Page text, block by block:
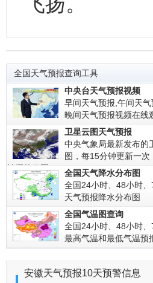
全国天气预报查询工具
中央台天气预报视频
早间天气预报,午间天气
晚间天气预报视频在线
卫星云图天气预报
中央气象局最新发布的
图，每15分钟更新一次
拍摄的云图!
全国天气降水分布图
全国24小时、48小时
天气预报降水分布图
全国气温图查询
全国24小时、48小时
最高气温和最低气温预
安徽天气预报10天预警信息